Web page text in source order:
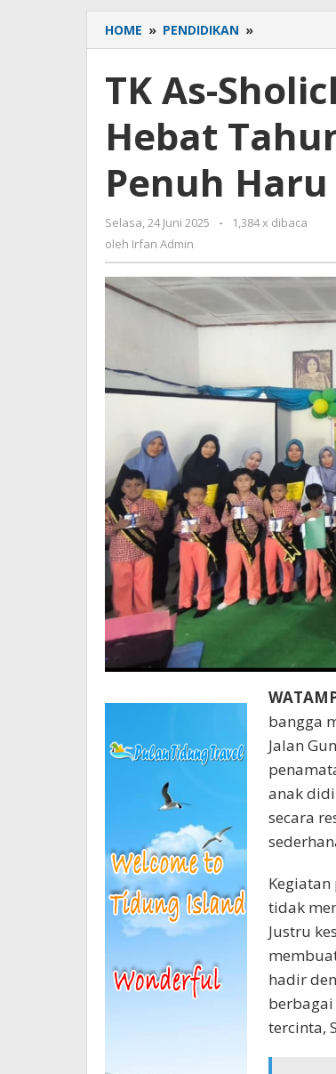
HOME » PENDIDIKAN »
As-
Lepas
55
Lulusan
Hebat
Ajaran
2024/2025,
Penuh
TK As-
Hebat
Penuh
Selasa, 24 Juni 2025
oleh
-
1,384 x dibaca
oleh Irfan Admin
bangga
Jalan
anak
secara
tidak
Justru
hadir
tercinta,